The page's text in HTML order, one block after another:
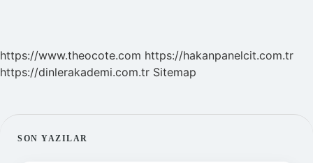
https://www.theocote.com https://hakanpanelcit.com.tr
https://dinlerakademi.com.tr Sitemap
SIDEBAR
SON YAZILAR